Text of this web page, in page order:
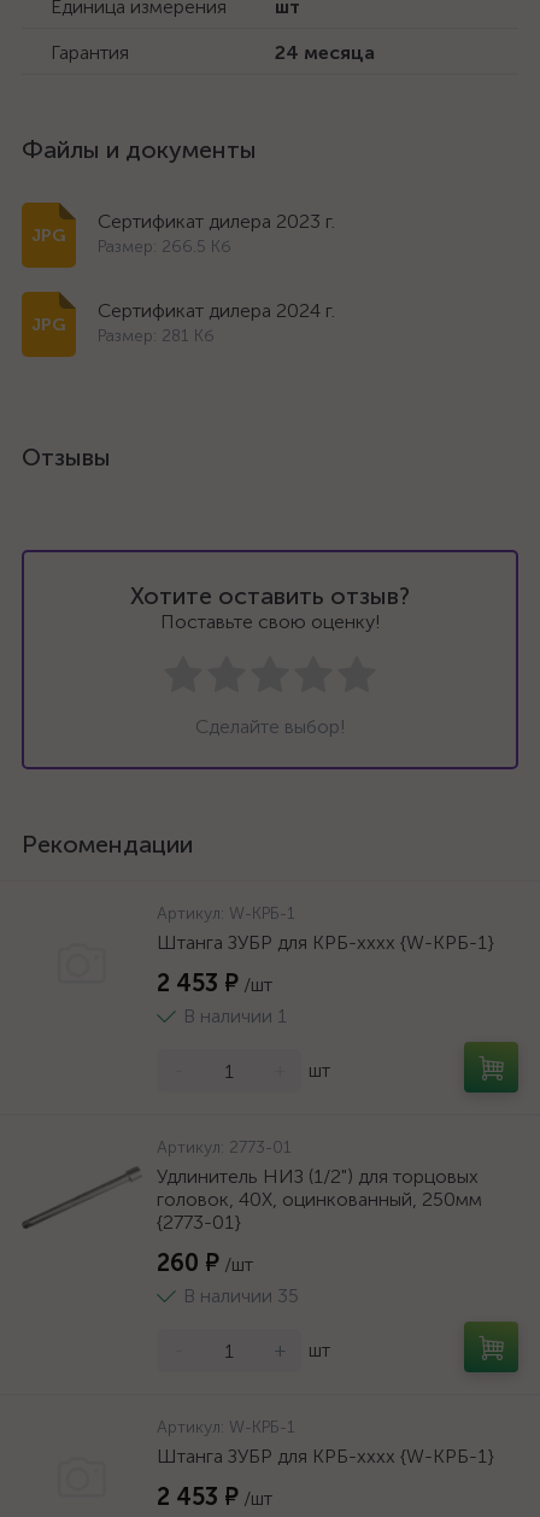
Единица измерения
шт
Гарантия
24 месяца
Файлы и документы
Сертификат дилера 2023 г.
Размер: 266.5 Кб
Сертификат дилера 2024 г.
Размер: 281 Кб
Отзывы
Хотите оставить отзыв?
Поставьте свою оценку!
Сделайте выбор!
Рекомендации
Артикул: W-КРБ-1
Штанга ЗУБР для КРБ-хххх {W-КРБ-1}
2 453 ₽ /шт
В наличии 1
шт
Артикул: 2773-01
Удлинитель НИЗ (1/2") для торцовых
головок, 40Х, оцинкованный, 250мм
{2773-01}
260 ₽ /шт
В наличии 35
+ шт
Артикул: W-КРБ-1
Штанга ЗУБР для КРБ-хххх {W-КРБ-1}
2 453 ₽ /шт